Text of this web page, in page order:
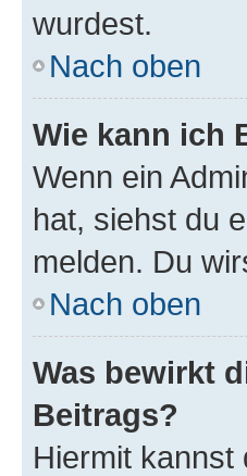
wurdest.
Nach oben
Wie kann ich
Wenn ein
hat, siehst du
melden. Du
Nach oben
Was bewirkt
Beitrags?
Hiermit kannst